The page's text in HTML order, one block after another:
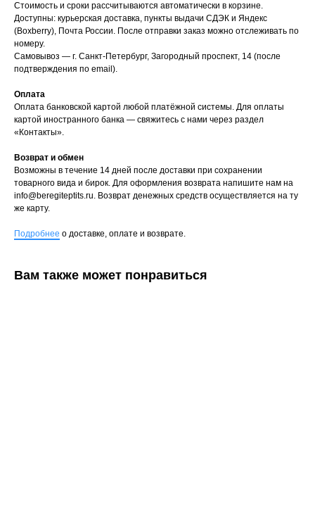
Стоимость и сроки рассчитываются автоматически в корзине.
Доступны: курьерская доставка, пункты выдачи СДЭК и Яндекс
(Boxberry), Почта России. После отправки заказ можно отслеживать по
номеру.
Самовывоз — г. Санкт-Петербург, Загородный проспект, 14 (после
подтверждения по email).
Оплата
Оплата банковской картой любой платёжной системы. Для оплаты
картой иностранного банка — свяжитесь с нами через раздел
«Контакты».
Возврат и обмен
Возможны в течение 14 дней после доставки при сохранении
товарного вида и бирок. Для оформления возврата напишите нам на
info@beregiteptits.ru. Возврат денежных средств осуществляется на ту
же карту.
Подробнее о доставке, оплате и возврате.
Вам также может понравиться